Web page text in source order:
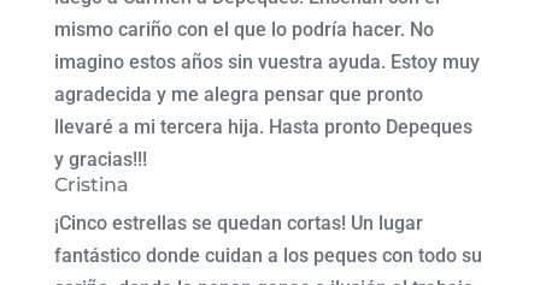
mismo cariño con el que lo podría hacer. No
imagino estos años sin vuestra ayuda. Estoy muy
agradecida y me alegra pensar que pronto
llevaré a mi tercera hija. Hasta pronto Depeques
y gracias!!!
Cristina
¡Cinco estrellas se quedan cortas! Un lugar
fantástico donde cuidan a los peques con todo su